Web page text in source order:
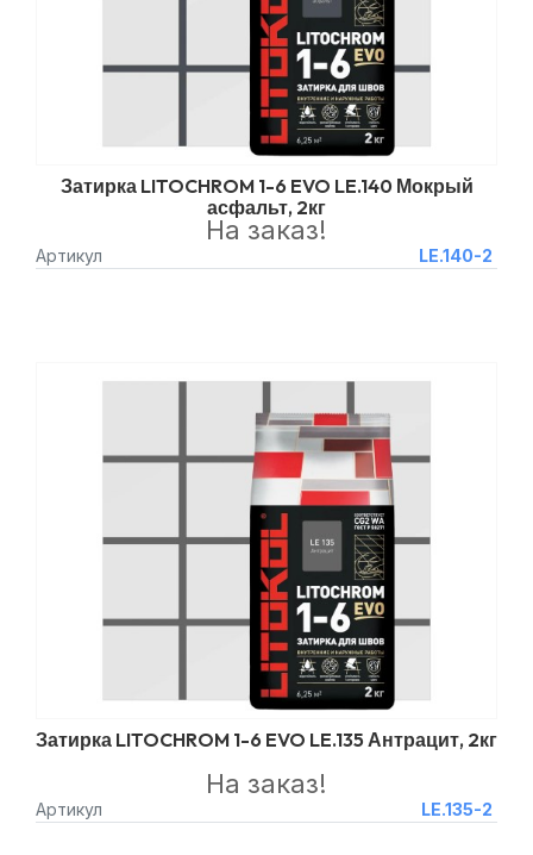
Затирка LITOCHROM 1-6 EVO LE.140 Мокрый
асфальт, 2кг
Артикул LE.140-2
На заказ!
Затирка LITOCHROM 1-6 EVO LE.135 Антрацит, 2кг
Артикул LE.135-2
На заказ!